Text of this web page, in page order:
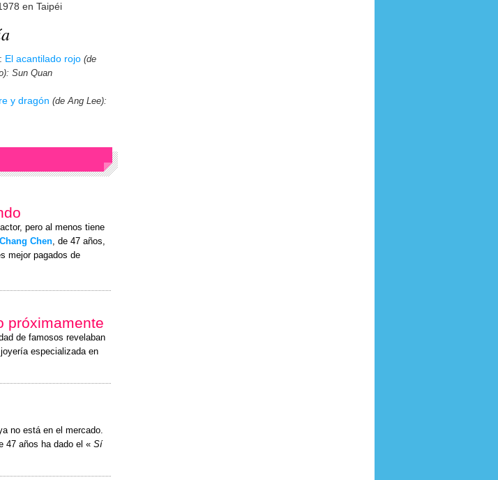
en Taipéi
: El acantilado rojo (de
: Sun Quan
y dragón (de Ang Lee):
pero al menos tiene
Chang Chen, de 47 años,
mejor pagados de
próximamente
de famosos revelaban
especializada en
no está en el mercado.
47 años ha dado el « Sí